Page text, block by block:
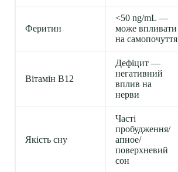
Феритин
<50 ng/mL —
може впливати
на самопочуття
Вітамін B12
Дефіцит —
негативний
вплив на
нерви
Якість сну
Часті
пробудження/
апное/
поверхневий
сон